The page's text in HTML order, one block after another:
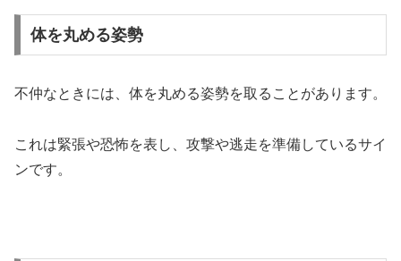
体を丸める姿勢
不仲なときには、体を丸める姿勢を取ることがあります。
これは緊張や恐怖を表し、攻撃や逃走を準備しているサイ
ンです。